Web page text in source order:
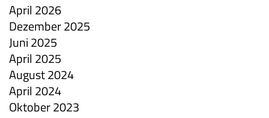
April 2026
Dezember 2025
Juni 2025
April 2025
August 2024
April 2024
Oktober 2023